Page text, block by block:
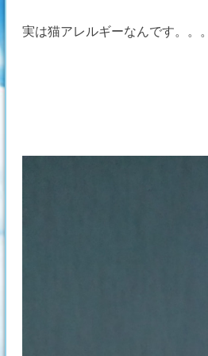
実は猫アレルギーなんです。。